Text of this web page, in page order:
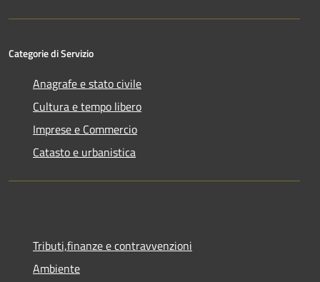
Categorie di Servizio
Anagrafe e stato civile
Cultura e tempo libero
Imprese e Commercio
Catasto e urbanistica
Tributi,finanze e contravvenzioni
Ambiente